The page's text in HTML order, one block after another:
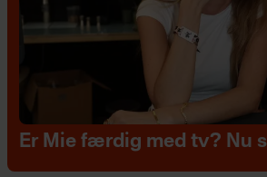
Er Mie færdig med tv? Nu